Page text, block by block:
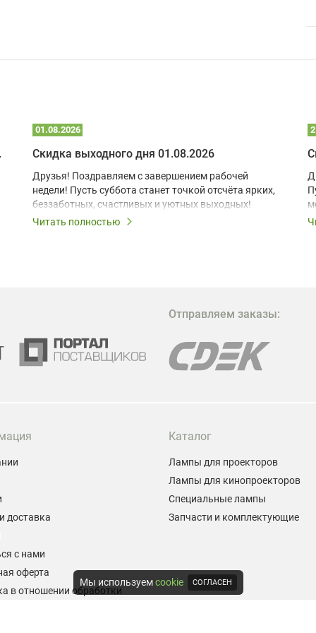
01.08.2026
Скидка выходного дня 01.08.2026
Друзья! Поздравляем с завершением рабочей
недели! Пусть суббота станет точкой отсчёта ярких,
беззаботных, счастливых и уютных выходных!
Читать полностью
Отправляем заказы:
доставка
с нами
оферта
в отношении обработки
Каталог
Лампы для проекторов
Лампы для кинопроекторов
Специальные лампы
Запчасти и комплектующие
Мы используемcookie СОГЛАСЕН